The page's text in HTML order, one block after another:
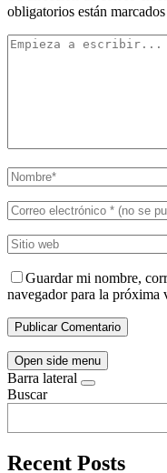
obligatorios están
Guardar mi nombre,
navegador para la próxima
Open side menu
Barra lateral
Buscar
Recent Posts